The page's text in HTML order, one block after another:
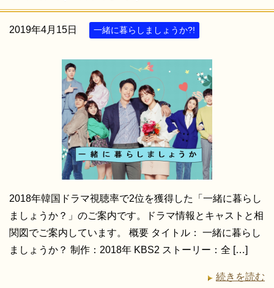
2019年4月15日 一緒に暮らしましょうか?!
2018年韓国ドラマ視聴率で2位を獲得した「一緒に暮らし
ましょうか？」のご案内です。ドラマ情報とキャストと相
関図でご案内しています。 概要 タイトル： 一緒に暮らし
ましょうか？ 制作：2018年 KBS2 ストーリー：全 […]
続きを読む